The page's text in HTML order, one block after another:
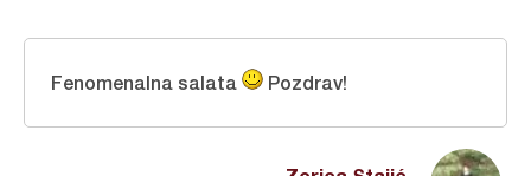
Fenomenalna salata Pozdrav!